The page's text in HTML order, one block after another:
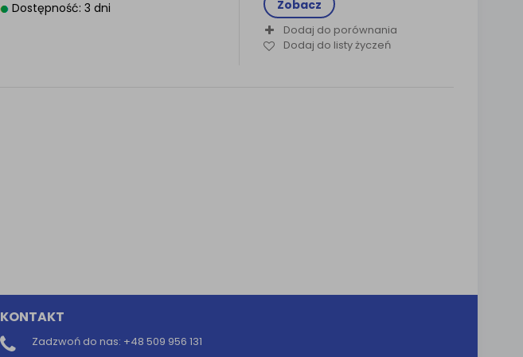
Dostępność: 3 dni Zobacz
Dodaj do porównania
Dodaj do listy życzeń
KONTAKT
Zadzwoń do nas: +48 509 956 131